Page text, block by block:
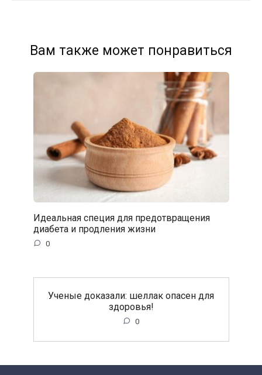
Вам также может понравиться
Идеальная специя для предотвращения
диабета и продления жизни
0
Ученые доказали: шеллак опасен для
здоровья!
0